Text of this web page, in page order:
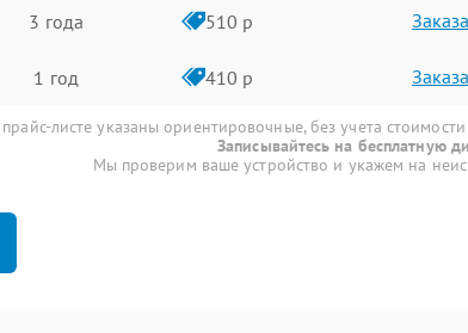
3 года 510 р
1 год 410 р
листе указаны ориентировочные, без учета стоимости
Записывайтесь на бесплатную
Мы проверим ваше устройство и укажем на